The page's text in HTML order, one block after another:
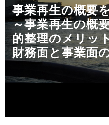
事業再生の概要
～事業再生の概
的整理のメリッ
財務面と事業面